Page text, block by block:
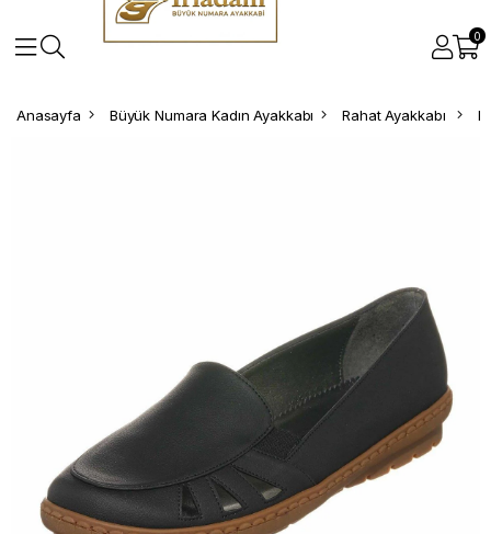
0
Anasayfa Büyük Numara Kadın Ayakkabı Rahat Ayakkabı